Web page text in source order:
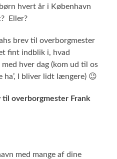
hvert år i København
Eller?
brev til overborgmester
fint indblik i, hvad
hver dag (kom ud til os
ha’, I bliver lidt længere) 😉
til overborgmester Frank
med mange af dine